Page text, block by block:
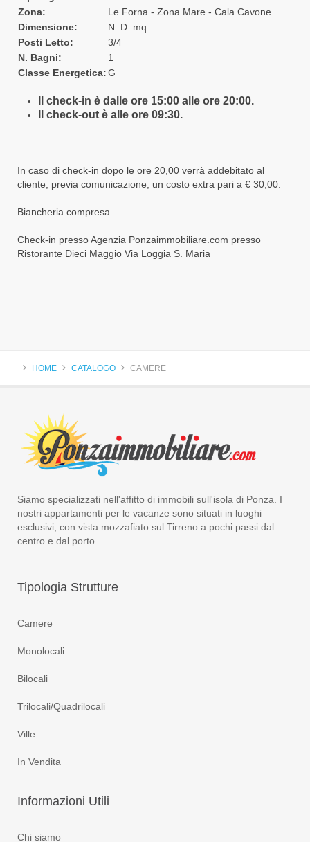
Zona:
Le Forna - Zona Mare - Cala Cavone
Dimensione:
N. D. mq
Posti Letto:
3/4
N. Bagni:
1
Classe Energetica:G
Il check-in è dalle ore 15:00 alle ore 20:00.
Il check-out è alle ore 09:30.
In caso di check-in dopo le ore 20,00 verrà addebitato al
cliente, previa comunicazione, un costo extra pari a € 30,00.
Biancheria compresa.
Check-in presso Agenzia Ponzaimmobiliare.com presso
Ristorante Dieci Maggio Via Loggia S. Maria
HOME CATALOGO CAMERE
Siamo specializzati nell'affitto di immobili sull'isola di Ponza. I
nostri appartamenti per le vacanze sono situati in luoghi
esclusivi, con vista mozzafiato sul Tirreno a pochi passi dal
centro e dal porto.
Tipologia Strutture
Camere
Monolocali
Bilocali
Trilocali/Quadrilocali
Ville
In Vendita
Informazioni Utili
Chi siamo